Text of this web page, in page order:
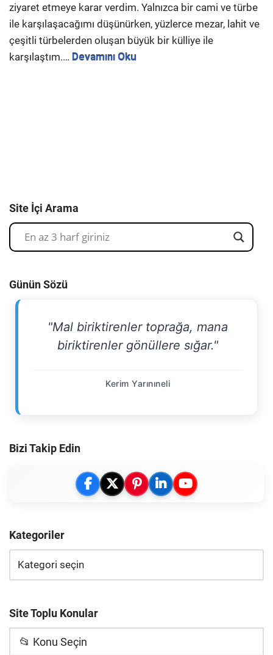
ziyaret etmeye karar verdim. Yalnızca bir cami ve türbe
ile karşılaşacağımı düşünürken, yüzlerce mezar, lahit ve
çeşitli türbelerden oluşan büyük bir külliye ile
karşılaştım.… Devamını Oku
Site İçi Arama
Günün Sözü
"Mal biriktirenler toprağa, mana
biriktirenler gönüllere sığar."
Kerim Yarınıneli
Bizi Takip Edin
Kategoriler
Site Toplu Konular
📂 Konu Seçin